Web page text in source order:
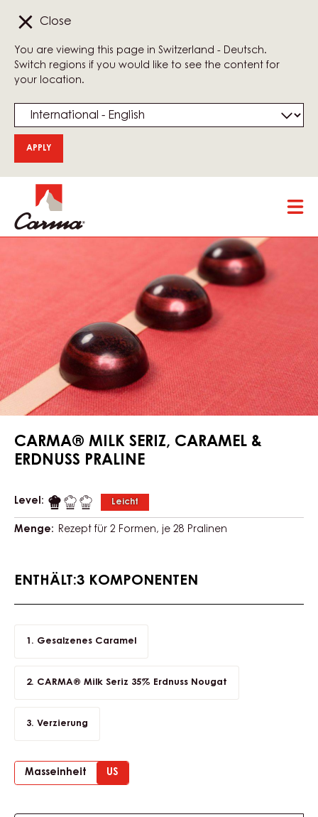
Close
You are viewing this page in Switzerland - Deutsch.
Switch regions if you would like to see the content for
your location.
to
main
CARMA® MILK SERIZ, CARAMEL &
ERDNUSS PRALINE
Level: Leicht
Menge: Rezept für 2 Formen, je 28 Pralinen
ENTHÄLT:3 KOMPONENTEN
Gesalzenes Caramel
CARMA® Milk Seriz 35% Erdnuss Nougat
Verzierung
Masseinheit US